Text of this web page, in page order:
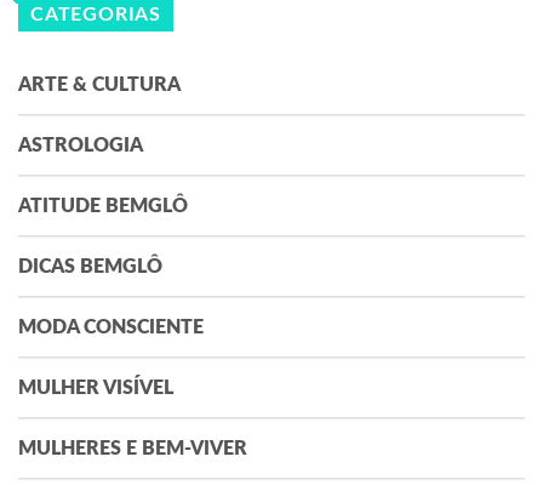
CATEGORIAS
ARTE & CULTURA
ASTROLOGIA
ATITUDE BEMGLÔ
DICAS BEMGLÔ
MODA CONSCIENTE
MULHER VISÍVEL
MULHERES E BEM-VIVER